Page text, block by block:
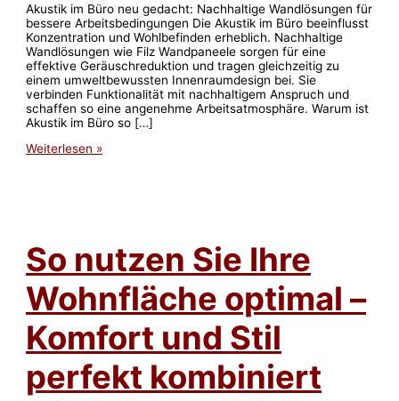
Akustik im Büro neu gedacht: Nachhaltige Wandlösungen für
bessere Arbeitsbedingungen Die Akustik im Büro beeinflusst
Konzentration und Wohlbefinden erheblich. Nachhaltige
Wandlösungen wie Filz Wandpaneele sorgen für eine
effektive Geräuschreduktion und tragen gleichzeitig zu
einem umweltbewussten Innenraumdesign bei. Sie
verbinden Funktionalität mit nachhaltigem Anspruch und
schaffen so eine angenehme Arbeitsatmosphäre. Warum ist
Akustik im Büro so […]
Akustik
Wandlösungen
stumme
Helfer
im
Alltag
sind
Weiterlesen »
So nutzen Sie Ihre
Wohnfläche optimal –
Komfort und Stil
perfekt kombiniert